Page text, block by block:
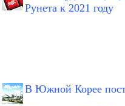
Рунета к 2021 году
В Южной Корее